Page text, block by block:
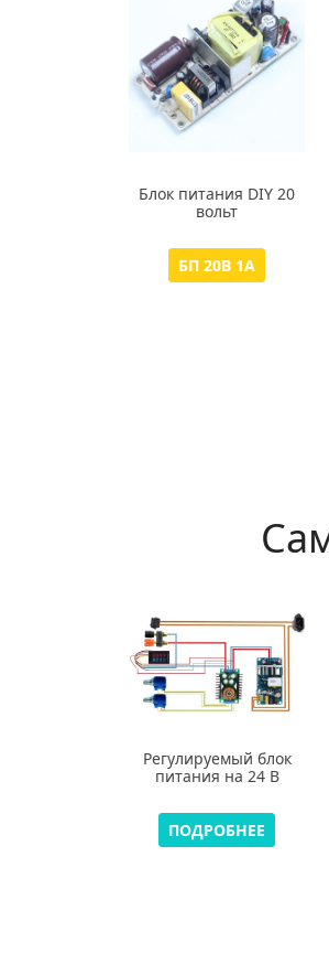
Блок питания DIY 20
вольт
БП 20В 1А
Регулируемый блок
питания на 24 В
ПОДРОБНЕЕ